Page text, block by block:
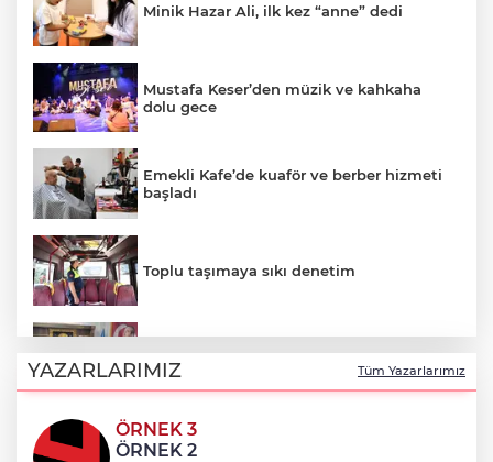
Minik Hazar Ali, ilk kez “anne” dedi
Mustafa Keser’den müzik ve kahkaha
dolu gece
Emekli Kafe’de kuaför ve berber hizmeti
başladı
Toplu taşımaya sıkı denetim
Esnaf odalarından ortak açıklama
Altınoluk Alevi Kültür ve Sanat Festivali
renkli anlara sahne oldu
YAZARLARIMIZ Tüm Yazarlarımız
ÖRNEK 3
ÖRNEK 2